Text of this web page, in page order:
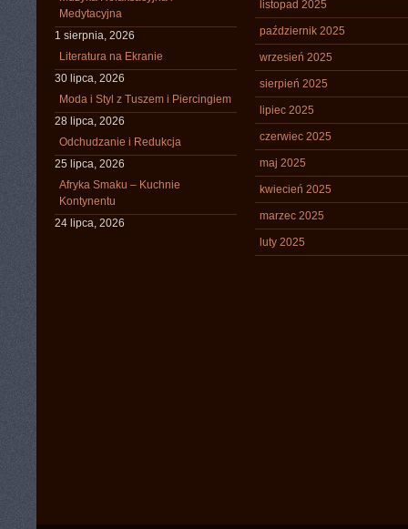
Medytacyjna
1 sierpnia, 2026
Literatura na Ekranie
30 lipca, 2026
Moda i Styl z Tuszem i Piercingiem
28 lipca, 2026
Odchudzanie i Redukcja
25 lipca, 2026
Afryka Smaku – Kuchnie
Kontynentu
24 lipca, 2026
listopad 2025
październik 2025
wrzesień 2025
sierpień 2025
lipiec 2025
czerwiec 2025
maj 2025
kwiecień 2025
marzec 2025
luty 2025